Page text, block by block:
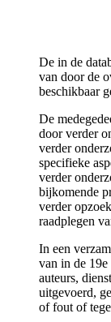
De in de
van door de
beschikbaar
De
door verder
verder
specifieke
verder
bijkomende
verder
raadplegen
In een
van in de
auteurs,
uitgevoerd,
of fout of